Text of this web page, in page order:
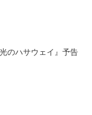
のハサウェイ』予告